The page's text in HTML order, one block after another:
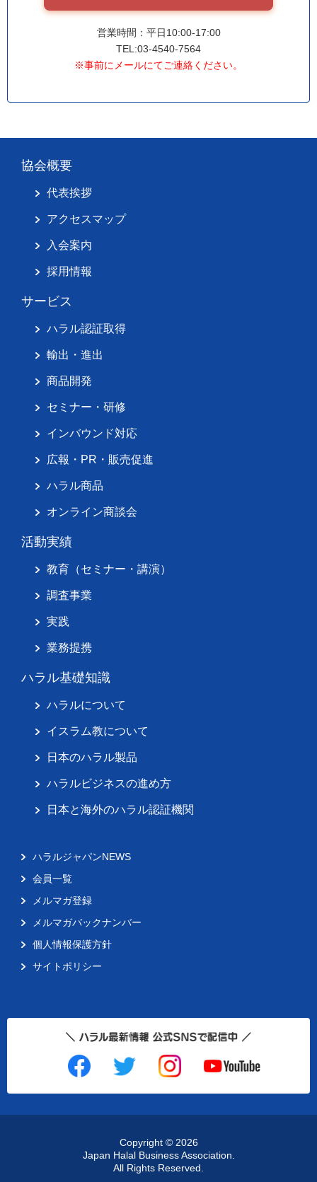
営業時間：平日10:00-17:00
TEL:03-4540-7564
※事前にメールにてご連絡ください。
協会概要
代表挨拶
アクセスマップ
入会案内
採用情報
サービス
ハラル認証取得
輸出・進出
商品開発
セミナー・研修
インバウンド対応
広報・PR・販売促進
ハラル商品
オンライン商談会
活動実績
教育（セミナー・講演）
調査事業
実践
業務提携
ハラル基礎知識
ハラルについて
イスラム教について
日本のハラル製品
ハラルビジネスの進め方
日本と海外のハラル認証機関
ハラルジャパンNEWS
会員一覧
メルマガ登録
メルマガバックナンバー
個人情報保護方針
サイトポリシー
Copyright © 2026
Japan Halal Business Association.
All Rights Reserved.